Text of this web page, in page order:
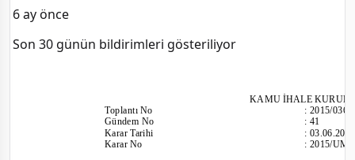
6 ay önce
Son 30 günün bildirimleri gösteriliyor
KAMU İHALE
ToplantıNo
Gündem No
Karar Tarihi
Karar No
:2015/036
:41
:
:2015/